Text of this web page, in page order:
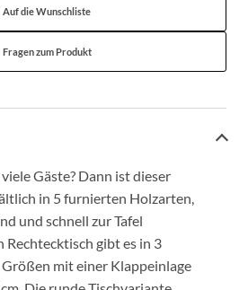
Auf die Wunschliste
Fragen zum Produkt
Gäste? Dann ist dieser
in 5 furnierten Holzarten,
und schnell zur Tafel
Rechtecktisch gibt es in 3
mit einer Klappeinlage